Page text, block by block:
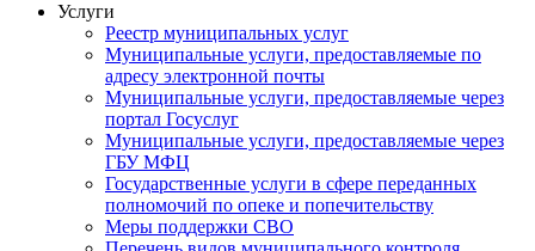
Услуги
Реестр муниципальных услуг
Муниципальные услуги, предоставляемые по
адресу электронной почты
Муниципальные услуги, предоставляемые через
портал Госуслуг
Муниципальные услуги, предоставляемые через
ГБУ МФЦ
Государственные услуги в сфере переданных
полномочий по опеке и попечительству
Меры поддержки СВО